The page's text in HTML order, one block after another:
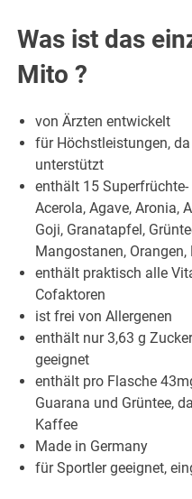
Was ist das
Mito?
von Ärzten entwickelt
für Höchstleistungen, da
unterstützt
enthält 15
Acerola, Agave, Aronia,
Goji, Granatapfel,
Mangostanen, Orangen,
enthält praktisch alle
Cofaktoren
ist frei von Allergenen
enthält nur 3,63 g
geeignet
enthält pro Flasche
Guarana und Grüntee,
Kaffee
Made in Germany
für Sportler geeignet,